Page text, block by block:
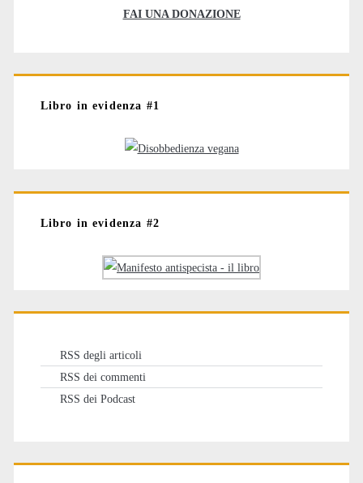
FAI UNA DONAZIONE
Libro in evidenza #1
Libro in evidenza #2
RSS degli articoli
RSS dei commenti
RSS dei Podcast